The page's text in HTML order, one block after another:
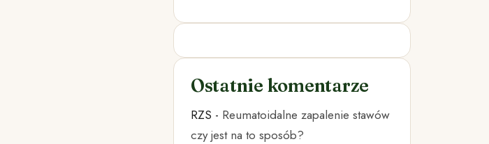
Ostatnie komentarze
RZS - Reumatoidalne zapalenie stawów
czy jest na to sposób?